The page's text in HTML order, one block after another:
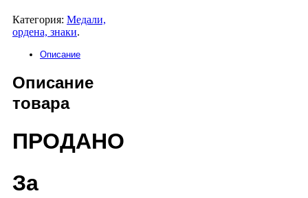
Категория: Медали,
ордена, знаки.
Описание
Описание
товара
ПРОДАНО
За